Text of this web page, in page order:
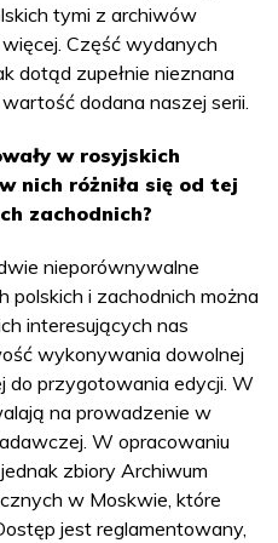
tymi z archiwów
Część wydanych
dotąd zupełnie nieznana
dodana naszej serii.
w rosyjskich
nich różniła się od tej
zachodnich?
nieporównywalne
i zachodnich można
interesujących nas
wykonywania dowolnej
do przygotowania edycji. W
na prowadzenie w
W opracowaniu
zbiory Archiwum
w Moskwie, które
jest reglamentowany,